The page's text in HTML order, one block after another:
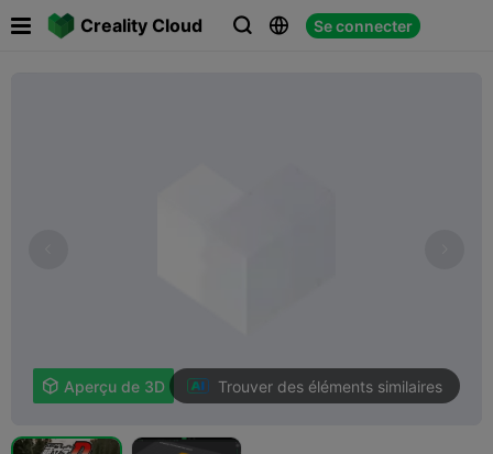
Creality Cloud   Se connecter
 Aperçu de 3D Trouver des éléments similaires